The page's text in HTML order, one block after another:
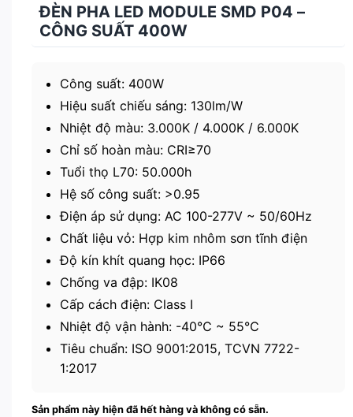
ĐÈN PHA LED MODULE SMD P04 –
CÔNG SUẤT 400W
Công suất: 400W
Hiệu suất chiếu sáng: 130lm/W
Nhiệt độ màu: 3.000K / 4.000K / 6.000K
Chỉ số hoàn màu: CRI≥70
Tuổi thọ L70: 50.000h
Hệ số công suất: >0.95
Điện áp sử dụng: AC 100-277V ~ 50/60Hz
Chất liệu vỏ: Hợp kim nhôm sơn tĩnh điện
Độ kín khít quang học: IP66
Chống va đập: IK08
Cấp cách điện: Class I
Nhiệt độ vận hành: -40℃ ~ 55℃
Tiêu chuẩn: ISO 9001:2015, TCVN 7722-
1:2017
Sản phẩm này hiện đã hết hàng và không có sẵn.